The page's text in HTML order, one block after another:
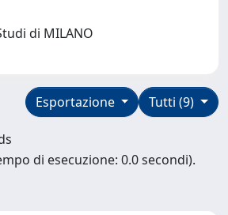
di MILANO
Tutti (9)
Esportazione
di esecuzione: 0.0 secondi).